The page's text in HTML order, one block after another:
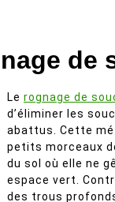
de
Le rognage de
d’éliminer les
abattus. Cette
petits morceaux
du sol où elle ne
espace vert.
des trous